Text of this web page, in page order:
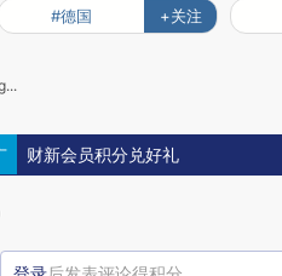
#德国 +关注
财新会员积分兑好礼